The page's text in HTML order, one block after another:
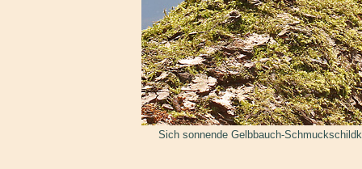
Sich sonnende Gelbbauch-